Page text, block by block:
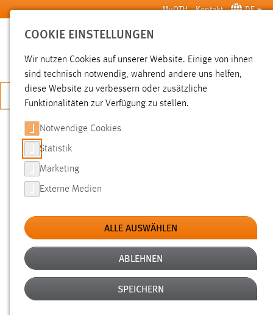
Zum Hauptinhalt springen MyOTH Kontakt DE
SUCHE
JETZT BEWERBEN
SUCHE
FILTER
Typ
Erstellungsdatum
Alter
COOKIE EINSTELLUNGEN
Wir nutzen Cookies auf unserer Website. Einige von ihnen
sind technisch notwendig, während andere uns helfen,
diese Website zu verbessern oder zusätzliche
Funktionalitäten zur Verfügung zu stellen.
Notwendige Cookies
Statistik
Marketing
Externe Medien
ALLE AUSWÄHLEN
ABLEHNEN
SPEICHERN